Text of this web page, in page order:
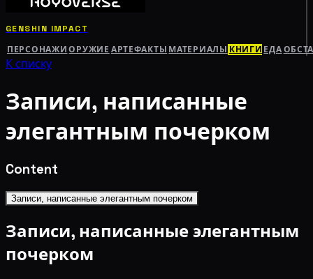
GENSHIN IMPACT
ПЕРСОНАЖИ ОРУЖИЕ АРТЕФАКТЫ МАТЕРИАЛЫ КНИГИ ЕДА
К списку
Записи, написанные
элегантным почерком
Content
Записи, написанные элегантным почерком
Записи, написанные элегантным
почерком